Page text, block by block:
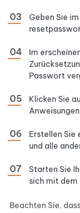
Geben Sie
Im
Passwort
Klicken Sie
Erstellen Sie
und alle
Starten Sie
sich mit dem
Beachten Sie,